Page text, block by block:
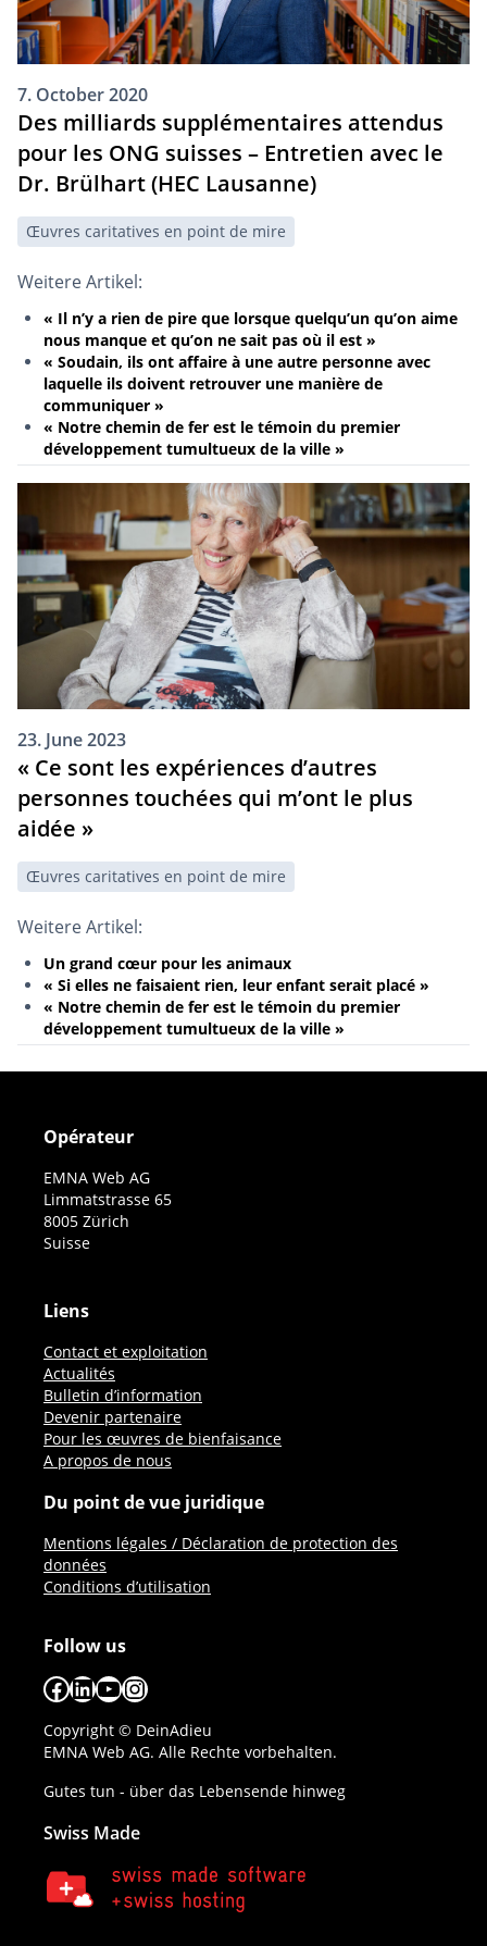
7. October 2020
Des milliards supplémentaires attendus
pour les ONG suisses – Entretien avec le
Dr. Brülhart (HEC Lausanne)
Œuvres caritatives en point de mire
Weitere Artikel:
« Il n’y a rien de pire que lorsque quelqu’un qu’on aime
nous manque et qu’on ne sait pas où il est »
« Soudain, ils ont affaire à une autre personne avec
laquelle ils doivent retrouver une manière de
communiquer »
« Notre chemin de fer est le témoin du premier
développement tumultueux de la ville »
23. June 2023
« Ce sont les expériences d’autres
personnes touchées qui m’ont le plus
aidée »
Œuvres caritatives en point de mire
Weitere Artikel:
Un grand cœur pour les animaux
« Si elles ne faisaient rien, leur enfant serait placé »
« Notre chemin de fer est le témoin du premier
développement tumultueux de la ville »
Opérateur
EMNA Web AG
Limmatstrasse 65
8005 Zürich
Suisse
Liens
Contact et exploitation
Actualités
Bulletin d’information
Devenir partenaire
Pour les œuvres de bienfaisance
A propos de nous
Du point de vue juridique
Mentions légales / Déclaration de protection des
données
Conditions d’utilisation
Follow us
Facebook
LinkedIn
YouTube
Instagram
Copyright © DeinAdieu
EMNA Web AG. Alle Rechte vorbehalten.
Gutes tun - über das Lebensende hinweg
Swiss Made